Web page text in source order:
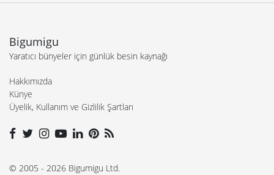
Bigumigu
Yaratıcı bünyeler için günlük besin kaynağı
Hakkımızda
Künye
Üyelik, Kullanım ve Gizlilik Şartları
© 2005 - 2026 Bigumigu Ltd.